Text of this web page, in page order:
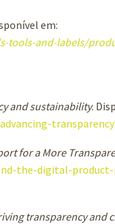
em:
tools-and-labels/
and sustainability.
for a More
the-digital-
transparency and